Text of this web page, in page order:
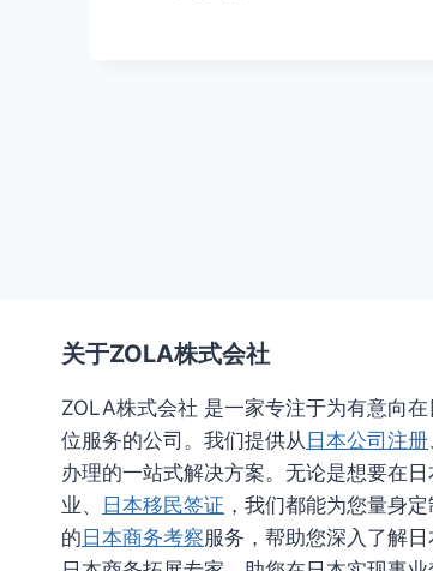
关于ZOLA株式会社
ZOLA株式会社 是一家专注于为有意向
位服务的公司。我们提供从 日本公司注册
办理的一站式解决方案。无论是想要在
业、 日本移民签证 ，我们都能为您量身
的日本商务考察服务，帮助您深入了解